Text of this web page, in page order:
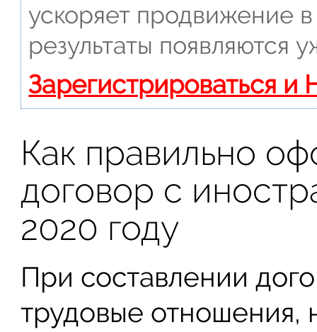
ускоряет продвижение
результаты появляются
Зарегистрироваться и
Как правильно
договор с
2020 году
При составлении
трудовые отношения,